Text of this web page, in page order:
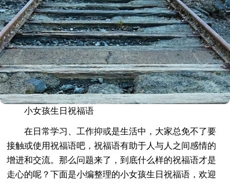
小女孩生日祝福语
在日常学习、工作抑或是生活中，大家总免不了要
接触或使用祝福语吧，祝福语有助于人与人之间感情的
增进和交流。那么问题来了，到底什么样的祝福语才是
走心的呢？下面是小编整理的小女孩生日祝福语，欢迎